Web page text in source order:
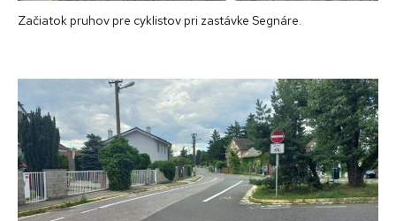
Začiatok pruhov pre cyklistov pri zastávke Segnáre.